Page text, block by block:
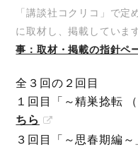
「講談社コクリコ」で
に取材し、掲載していま
事：取材・掲載の指針ペ
全３回の２回目
１回目「～精巣捻転
ちら
３回目「～思春期編～